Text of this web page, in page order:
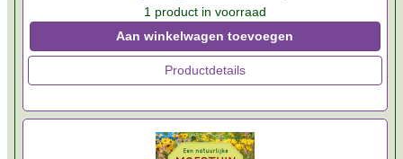
1 product in voorraad
Aan winkelwagen toevoegen
Productdetails